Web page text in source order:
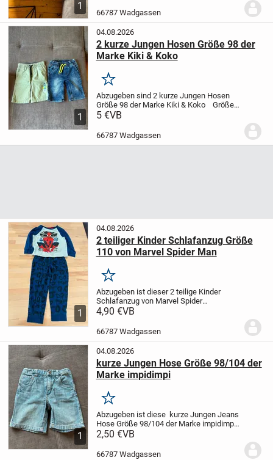
1
Nichtraucher Haushalt.
66787 Wadgassen
1
04.08.2026
2 kurze Jungen Hosen Größe 98 der
Marke Kiki & Koko
Merken
Abzugeben sind 2 kurze Jungen Hosen
Größe 98 der Marke Kiki & Koko
Größe:
98 Keine Beschädigungen
möglich Preis für beide zusammen. ...
5 €VB
66787 Wadgassen
1
04.08.2026
2 teiliger Kinder Schlafanzug Größe
110 von Marvel Spider Man
Merken
Abzugeben ist dieser 2 teilige Kinder
Schlafanzug von Marvel Spider
Man Größe: 110
Haushalt. Versand möglich
Privatverkauf, keine...
4,90 €VB
66787 Wadgassen
1
04.08.2026
kurze Jungen Hose Größe 98/104 der
Marke impidimpi
Merken
Abzugeben ist diese kurze Jungen Jeans
Hose Größe 98/104 der Marke impidimpi
Größe: 98/104
Versand möglich
2,50 €VB
66787 Wadgassen